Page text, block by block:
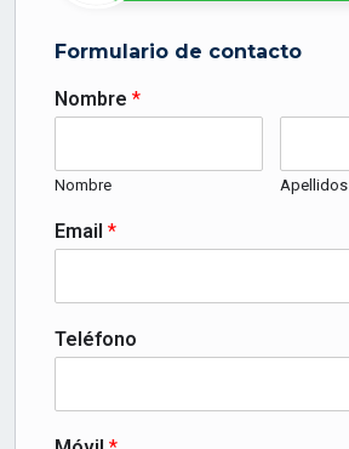
Formulario de contacto
Nombre *
Nombre Apellidos
Email *
Teléfono